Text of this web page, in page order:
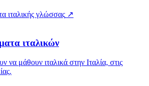
↗
ιταλικών
να μάθουν ιταλικά στην Ιταλία, στις